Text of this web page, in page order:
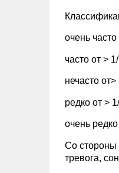
очень
часто от >
нечасто
редко от >
очень
Со стороны
тревога,